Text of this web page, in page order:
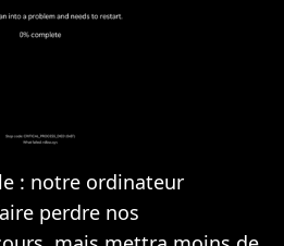
: notre ordinateur
perdre nos